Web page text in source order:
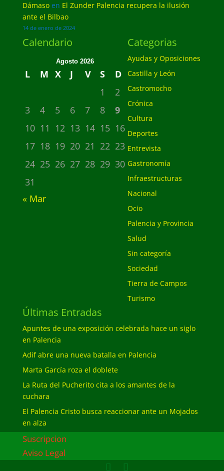
Dámasoen El Zunder Palencia recupera la ilusión
ante el Bilbao
14 de enero de 2024
Calendario
Agosto 2026
L M X J V S
D
1
2
3
4 5 6 7 8
9
10 11 12 13 14 15 16
17 18 19 20 21 22 23
24 25 26 27 28 29 30
31
« Mar
Categorias
Ayudas y Oposiciones
Castilla y León
Castromocho
Crónica
Cultura
Deportes
Entrevista
Gastronomía
Infraestructuras
Nacional
Ocio
Palencia y Provincia
Salud
Sin categoría
Sociedad
Tierra de Campos
Turismo
Últimas Entradas
Apuntes de una exposición celebrada hace un siglo
en Palencia
Adif abre una nueva batalla en Palencia
Marta García roza el doblete
La Ruta del Pucherito cita a los amantes de la
cuchara
El Palencia Cristo busca reaccionar ante un Mojados
en alza
Suscripcion
Aviso Legal